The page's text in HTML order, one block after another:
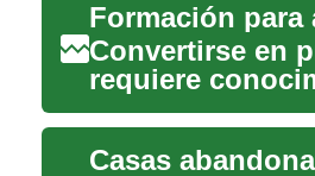
Formación
Convertirse en
requiere
comerciales y